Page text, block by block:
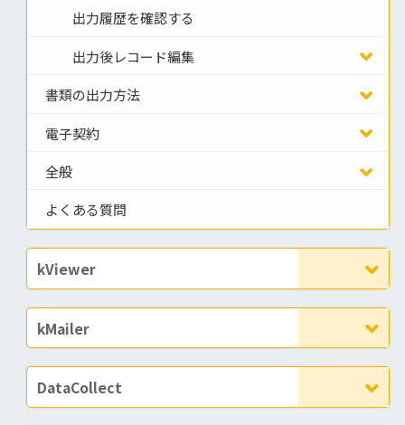
出力履歴を確認する
出力後レコード編集
書類の出力方法
電子契約
全般
よくある質問
kViewer
kMailer
DataCollect